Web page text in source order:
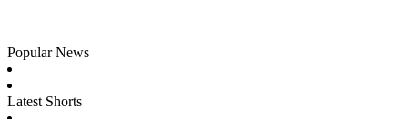
Popular News
Latest Shorts